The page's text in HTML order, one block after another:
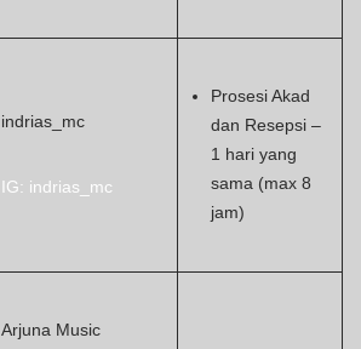
indrias_mc
IG: indrias_mc
Prosesi Akad
dan Resepsi –
1 hari yang
sama (max 8
jam)
Arjuna Music